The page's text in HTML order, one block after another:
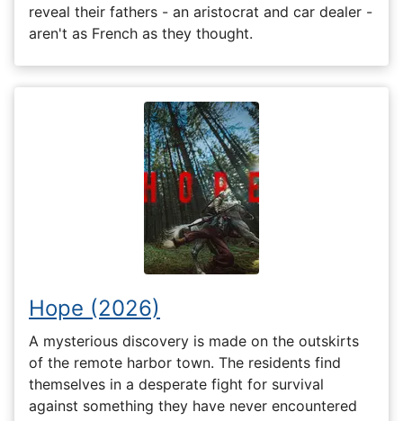
reveal their fathers - an aristocrat and car dealer -
aren't as French as they thought.
Hope (2026)
A mysterious discovery is made on the outskirts
of the remote harbor town. The residents find
themselves in a desperate fight for survival
against something they have never encountered